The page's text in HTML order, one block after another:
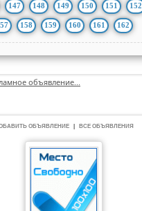
147 148 149 150 151 152
158 159 160 161 162
объявление...
ОБЪЯВЛЕНИЕ ВСЕ ОБЪЯВЛЕНИЯ